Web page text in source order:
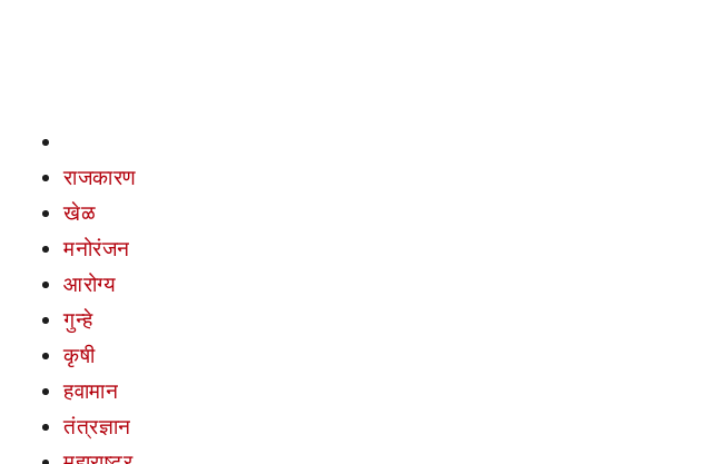
राजकारण
खेळ
मनोरंजन
आरोग्य
गुन्हे
कृषी
हवामान
तंत्रज्ञान